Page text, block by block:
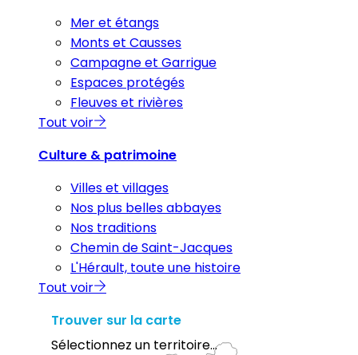
Mer et étangs
Monts et Causses
Campagne et Garrigue
Espaces protégés
Fleuves et rivières
Tout voir
Culture & patrimoine
Villes et villages
Nos plus belles abbayes
Nos traditions
Chemin de Saint-Jacques
L'Hérault, toute une histoire
Tout voir
Trouver sur la carte
Sélectionnez un territoire...